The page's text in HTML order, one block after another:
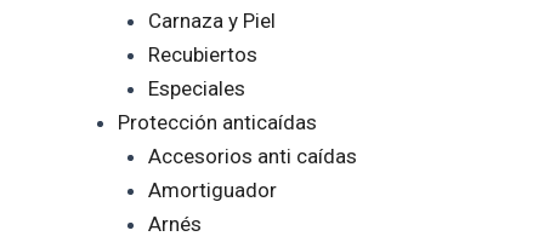
Carnaza y Piel
Recubiertos
Especiales
Protección anticaídas
Accesorios anti caídas
Amortiguador
Arnés